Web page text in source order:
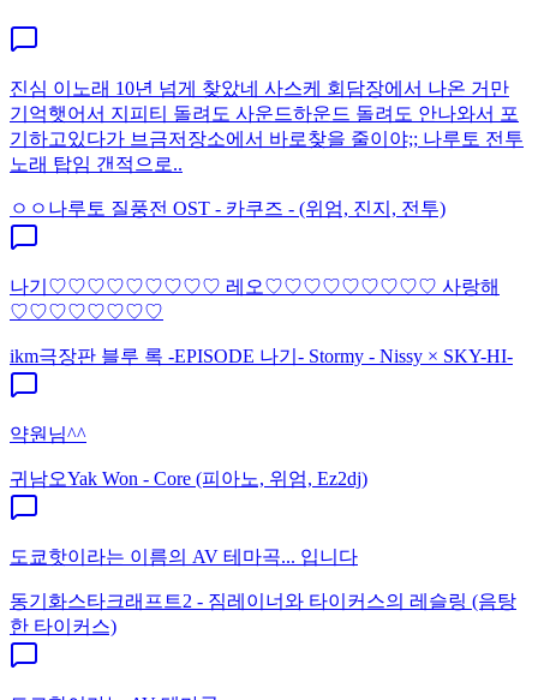
진심 이노래 10년 넘게 찾았네 사스케 회담장에서 나온 거만
기억햇어서 지피티 돌려도 사운드하운드 돌려도 안나와서 포
기하고있다가 브금저장소에서 바로찾을 줄이야;; 나루토 전투
노래 탑임 갠적으로..
ㅇㅇ 나루토 질풍전 OST - 카쿠즈 - (위엄, 진지, 전투)
나기♡♡♡♡♡♡♡♡♡ 레오♡♡♡♡♡♡♡♡♡ 사랑해
♡♡♡♡♡♡♡♡
ikm극장판 블루 록 -EPISODE 나기- Stormy - Nissy × SKY-HI-
약원님^^
귀남오Yak Won - Core (피아노, 위엄, Ez2dj)
도쿄핫이라는 이름의 AV 테마곡... 입니다
동기화스타크래프트2 - 짐레이너와 타이커스의 레슬링 (음탕
한 타이커스)